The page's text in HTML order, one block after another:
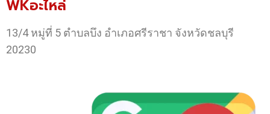
WKอะไหล่
13/4 หมู่ที่ 5 ตำบลบึง อำเภอศรีราชา จังหวัดชลบุรี
20230